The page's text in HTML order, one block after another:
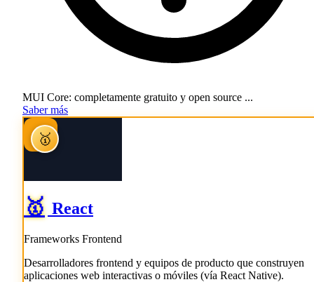
MUI Core: completamente gratuito y open source ...
Saber más
🥇
S
🥇 React
Frameworks Frontend
Desarrolladores frontend y equipos de producto que construyen
aplicaciones web interactivas o móviles (vía React Native).